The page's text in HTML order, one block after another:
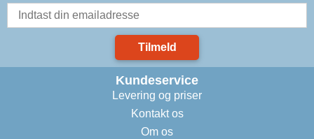
Tilmeld
Kundeservice
Levering og priser
Kontakt os
Om os